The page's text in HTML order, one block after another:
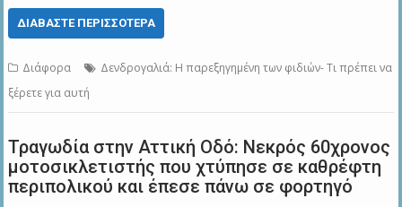
ΔΙΑΒΆΣΤΕ ΠΕΡΙΣΣΌΤΕΡΑ
Διάφορα
Δενδρογαλιά: Η παρεξηγημένη των φιδιών- Τι πρέπει να
ξέρετε για αυτή
Τραγωδία στην Αττική Οδό: Νεκρός 60χρονος
μοτοσικλετιστής που χτύπησε σε καθρέφτη
περιπολικού και έπεσε πάνω σε φορτηγό